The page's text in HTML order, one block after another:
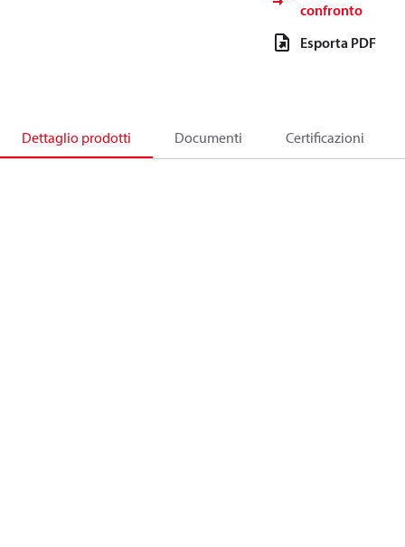
confronto
Esporta PDF
Dettaglio prodotti Documenti Certificazioni